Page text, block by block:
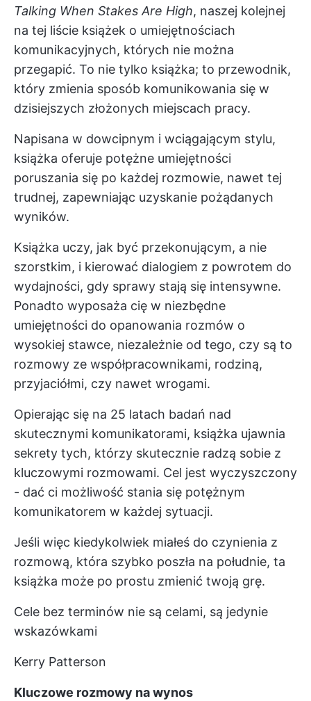
Talking When Stakes Are High, naszej kolejnej
na tej liście książek o umiejętnościach
komunikacyjnych, których nie można
przegapić. To nie tylko książka; to przewodnik,
który zmienia sposób komunikowania się w
dzisiejszych złożonych miejscach pracy.
Napisana w dowcipnym i wciągającym stylu,
książka oferuje potężne umiejętności
poruszania się po każdej rozmowie, nawet tej
trudnej, zapewniając uzyskanie pożądanych
wyników.
Książka uczy, jak być przekonującym, a nie
szorstkim, i kierować dialogiem z powrotem do
wydajności, gdy sprawy stają się intensywne.
Ponadto wyposaża cię w niezbędne
umiejętności do opanowania rozmów o
wysokiej stawce, niezależnie od tego, czy są to
rozmowy ze współpracownikami, rodziną,
przyjaciółmi, czy nawet wrogami.
Opierając się na 25 latach badań nad
skutecznymi komunikatorami, książka ujawnia
sekrety tych, którzy skutecznie radzą sobie z
kluczowymi rozmowami. Cel jest wyczyszczony
- dać ci możliwość stania się potężnym
komunikatorem w każdej sytuacji.
Jeśli więc kiedykolwiek miałeś do czynienia z
rozmową, która szybko poszła na południe, ta
książka może po prostu zmienić twoją grę.
Cele bez terminów nie są celami, są jedynie
wskazówkami
Kerry Patterson
Kluczowe rozmowy na wynos